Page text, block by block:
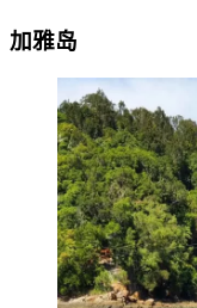
加雅岛